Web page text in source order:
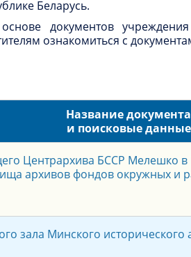
Беларусь.
документов
ознакомиться с
Название документа
и поисковые данные
Центрархива БССР Мелешко
архивов фондов окружных и
зала Минского